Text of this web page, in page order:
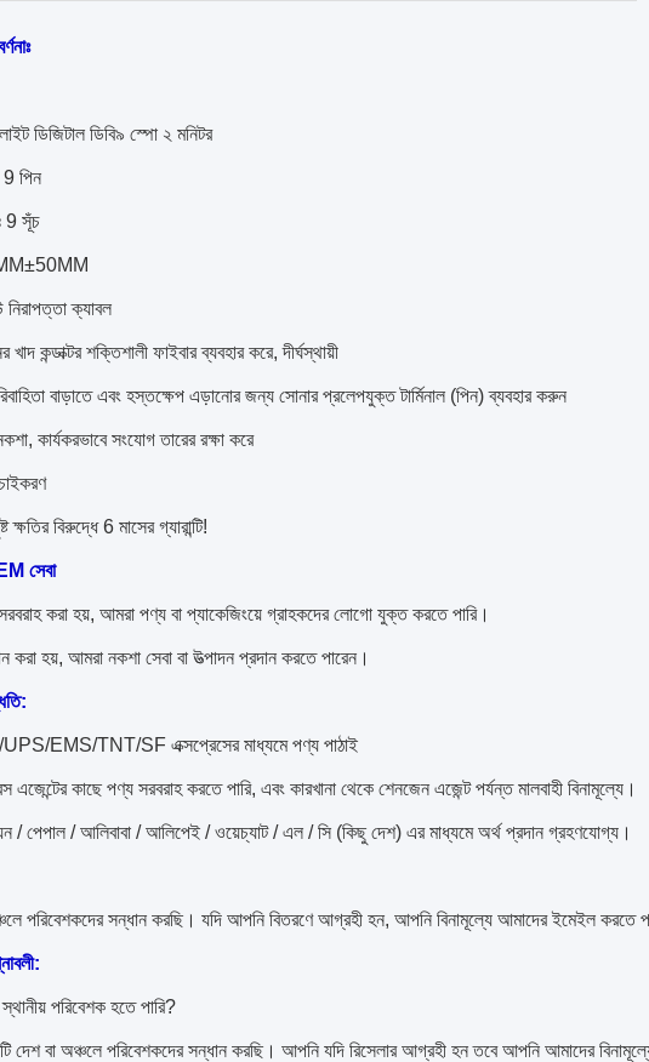
ডিজিটাল ডিবি৯ স্পো ২ মনিটর
9 পিন
9 সূঁচ
নিরাপত্তা ক্যাবল
খাদ কন্ডাক্টর শক্তিশালী ফাইবার ব্যবহার করে, দীর্ঘস্থায়ী
বাড়াতে এবং হস্তক্ষেপ এড়ানোর জন্য সোনার প্রলেপযুক্ত টার্মিনাল (পিন) ব্যবহার করুন
কার্যকরভাবে সংযোগ তারের রক্ষা করে
ক্ষতির বিরুদ্ধে 6 মাসের গ্যারান্টি!
সেবা
করা হয়, আমরা পণ্য বা প্যাকেজিংয়ে গ্রাহকদের লোগো যুক্ত করতে পারি।
করা হয়, আমরা নকশা সেবা বা উত্পাদন প্রদান করতে পারেন।
EMS/TNT/SF এক্সপ্রেসের মাধ্যমে পণ্য পাঠাই
এজেন্টের কাছে পণ্য সরবরাহ করতে পারি, এবং কারখানা থেকে শেনজেন এজেন্ট পর্যন্ত মালবাহী বিনামূল্যে।
/ পেপাল / আলিবাবা / আলিপেই / ওয়েচ্যাট / এল / সি (কিছু দেশ) এর মাধ্যমে অর্থ প্রদান গ্রহণযোগ্য।
পরিবেশকদের সন্ধান করছি। যদি আপনি বিতরণে আগ্রহী হন, আপনি বিনামূল্যে আমাদের ইমেইল করতে
পরিবেশক হতে পারি?
দেশ বা অঞ্চলে পরিবেশকদের সন্ধান করছি। আপনি যদি রিসেলার আগ্রহী হন তবে আপনি আমাদের